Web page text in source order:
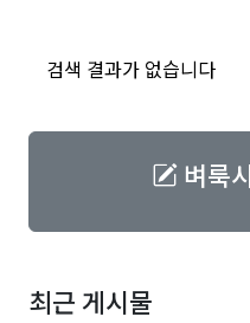
검색 결과가 없습니다
벼룩
최근 게시물